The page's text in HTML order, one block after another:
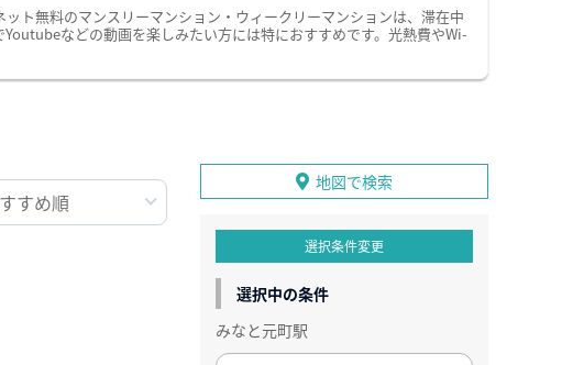
ト無料のマンスリーマンション・ウィークリーマンションは、滞在中
などの動画を楽しみたい方には特におすすめです。光熱費やWi-
地図で検索
選択条件変更
選択中の条件
みなと元町駅